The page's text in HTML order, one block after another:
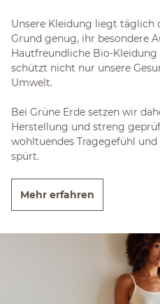
Unsere Kleidung liegt täglich
Grund genug, ihr besondere
Hautfreundliche Bio-
schützt nicht nur unsere
Umwelt.
Bei Grüne Erde setzen wir
Herstellung und streng
wohltuendes Tragegefühl
spürt.
Mehr erfahren